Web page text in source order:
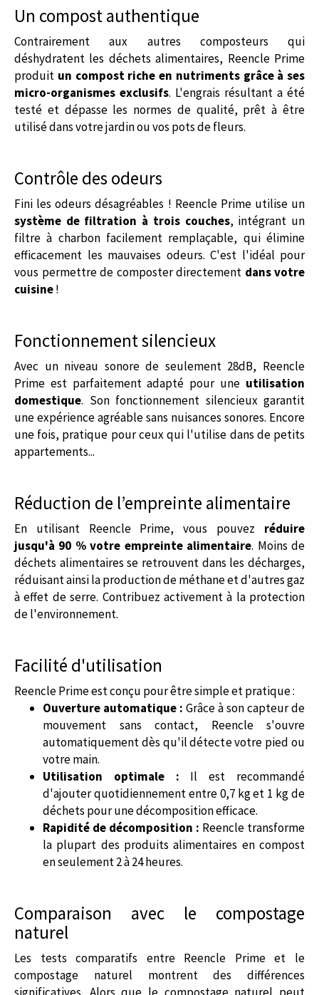
Un compost authentique
Contrairement aux autres composteurs qui
déshydratent les déchets alimentaires, Reencle Prime
produit un compost riche en nutriments grâce à ses
micro-organismes exclusifs. L'engrais résultant a été
testé et dépasse les normes de qualité, prêt à être
utilisé dans votre jardin ou vos pots de fleurs.
Contrôle des odeurs
Fini les odeurs désagréables ! Reencle Prime utilise un
système de filtration à trois couches, intégrant un
filtre à charbon facilement remplaçable, qui élimine
efficacement les mauvaises odeurs. C'est l'idéal pour
vous permettre de composter directement dans votre
cuisine!
Fonctionnement silencieux
Avec un niveau sonore de seulement 28dB, Reencle
Prime est parfaitement adapté pour une utilisation
domestique. Son fonctionnement silencieux garantit
une expérience agréable sans nuisances sonores. Encore
une fois, pratique pour ceux qui l'utilise dans de petits
appartements...
Réduction de l’empreinte alimentaire
En utilisant Reencle Prime, vous pouvez réduire
jusqu'à 90 % votre empreinte alimentaire. Moins de
déchets alimentaires se retrouvent dans les décharges,
réduisant ainsi la production de méthane et d'autres gaz
à effet de serre. Contribuez activement à la protection
de l'environnement.
Facilité d'utilisation
Reencle Prime est conçu pour être simple et pratique :
Ouverture automatique : Grâce à son capteur de
mouvement sans contact, Reencle s'ouvre
automatiquement dès qu'il détecte votre pied ou
votre main.
Utilisation optimale : Il est recommandé
d'ajouter quotidiennement entre 0,7 kg et 1 kg de
déchets pour une décomposition efficace.
Rapidité de décomposition : Reencle transforme
la plupart des produits alimentaires en compost
en seulement 2 à 24 heures.
Comparaison avec le compostage
naturel
Les tests comparatifs entre Reencle Prime et le
compostage naturel montrent des différences